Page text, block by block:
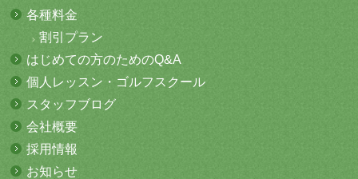
各種料金
割引プラン
はじめての方のためのQ&A
個人レッスン・ ゴルフスクール
スタッフブログ
会社概要
採用情報
お知らせ